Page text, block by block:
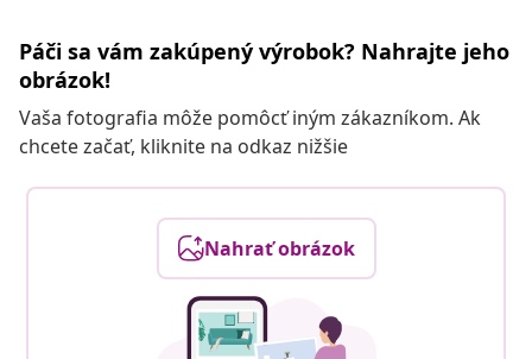
Páči sa vám zakúpený výrobok? Nahrajte jeho
obrázok!
Vaša fotografia môže pomôcť iným zákazníkom. Ak
chcete začať, kliknite na odkaz nižšie
Nahrať obrázok